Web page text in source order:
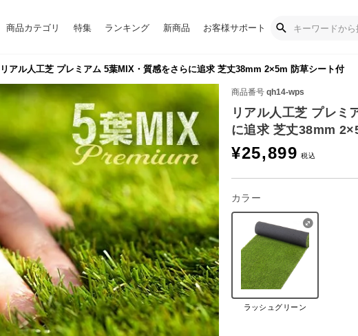
商品カテゴリ 特集 ランキング 新商品 お客様サポート
アル人工芝 プレミアム 5葉MIX・質感をさらに追求 芝丈38mm 2×5m 防草シート付
商品番号 qh14-wps
リアル人工芝 プレミ
に追求 芝丈38mm
¥25,899
カラー
ラッシュグリーン